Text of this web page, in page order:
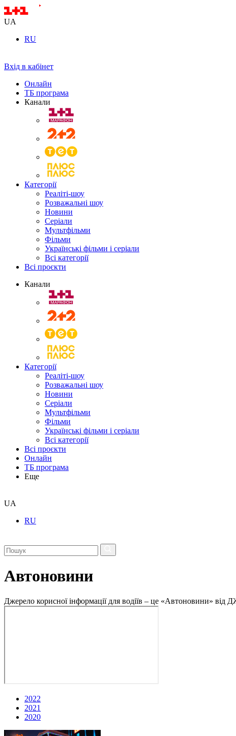
UA
RU
Вхід в кабінет
Онлайн
ТБ програма
Канали
Категорії
Реаліті-шоу
Розважальні шоу
Новини
Серіали
Мультфільми
Фільми
Українські фільми і серіали
Всі категорії
Всі проєкти
Канали
Категорії
Реаліті-шоу
Розважальні шоу
Новини
Серіали
Мультфільми
Фільми
Українські фільми і серіали
Всі категорії
Всі проєкти
Онлайн
ТБ програма
Еще
UA
RU
Автоновини
Джерело корисної інформації для водіїв – це «Автоновини»
2022
2021
2020